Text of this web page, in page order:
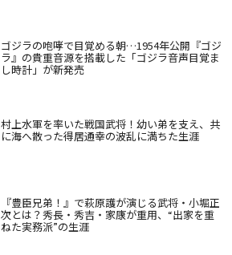
ゴジラの咆哮で目覚める朝…1954年公開『ゴジ
ラ』の貴重音源を搭載した「ゴジラ音声目覚ま
し時計」が新発売
村上水軍を率いた戦国武将！幼い弟を支え、共
に海へ散った得居通幸の波乱に満ちた生涯
『豊臣兄弟！』で萩原護が演じる武将・小堀正
次とは？秀長・秀吉・家康が重用、“出家を重
ねた実務派”の生涯